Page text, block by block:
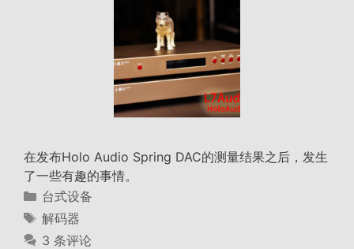
在发布Holo Audio Spring DAC的测量结果之后，发生
了一些有趣的事情。
分
类
台式设备
标
签
解码器
3 条评论